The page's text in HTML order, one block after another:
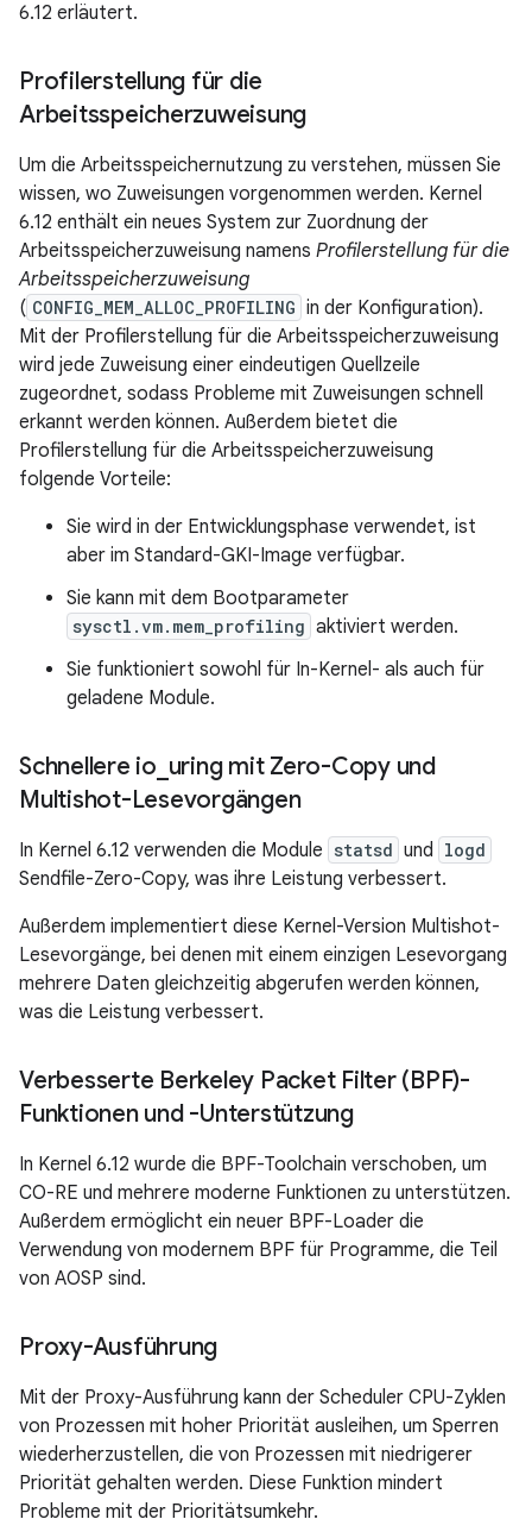
6.12 erläutert.
Profilerstellung für die
Arbeitsspeicherzuweisung
Um die Arbeitsspeichernutzung zu verstehen, müssen Sie
wissen, wo Zuweisungen vorgenommen werden. Kernel
6.12 enthält ein neues System zur Zuordnung der
Arbeitsspeicherzuweisung namens Profilerstellung für die
Arbeitsspeicherzuweisung
( CONFIG_MEM_ALLOC_PROFILING in der Konfiguration).
Mit der Profilerstellung für die Arbeitsspeicherzuweisung
wird jede Zuweisung einer eindeutigen Quellzeile
zugeordnet, sodass Probleme mit Zuweisungen schnell
erkannt werden können. Außerdem bietet die
Profilerstellung für die Arbeitsspeicherzuweisung
folgende Vorteile:
Sie wird in der Entwicklungsphase verwendet, ist
aber im Standard-GKI-Image verfügbar.
Sie kann mit dem Bootparameter
sysctl.vm.mem_profiling aktiviert werden.
Sie funktioniert sowohl für In-Kernel- als auch für
geladene Module.
Schnellere io uring mit Zero-Copy und
Multishot-Lesevorgängen
In Kernel 6.12 verwenden die Module statsd und logd
Sendfile-Zero-Copy, was ihre Leistung verbessert.
Außerdem implementiert diese Kernel-Version Multishot-
Lesevorgänge, bei denen mit einem einzigen Lesevorgang
mehrere Daten gleichzeitig abgerufen werden können,
was die Leistung verbessert.
Verbesserte Berkeley Packet Filter (BPF)-
Funktionen und -Unterstützung
In Kernel 6.12 wurde die BPF-Toolchain verschoben, um
CO-RE und mehrere moderne Funktionen zu unterstützen.
Außerdem ermöglicht ein neuer BPF-Loader die
Verwendung von modernem BPF für Programme, die Teil
von AOSP sind.
Proxy-Ausführung
Mit der Proxy-Ausführung kann der Scheduler CPU-Zyklen
von Prozessen mit hoher Priorität ausleihen, um Sperren
wiederherzustellen, die von Prozessen mit niedrigerer
Priorität gehalten werden. Diese Funktion mindert
Probleme mit der Prioritätsumkehr.